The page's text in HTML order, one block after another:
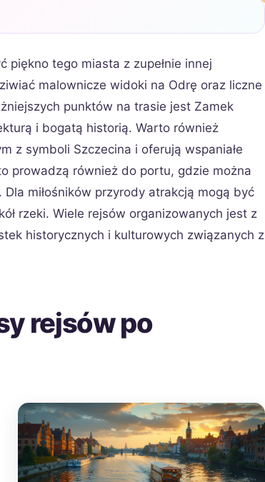
piękno tego miasta z zupełnie innej
malownicze widoki na Odrę oraz liczne
punktów na trasie jest Zamek
i bogatą historią. Warto również
z symboli Szczecina i oferują wspaniałe
prowadzą również do portu, gdzie można
miłośników przyrody atrakcją mogą być
rzeki. Wiele rejsów organizowanych jest z
historycznych i kulturowych związanych z
rejsów po